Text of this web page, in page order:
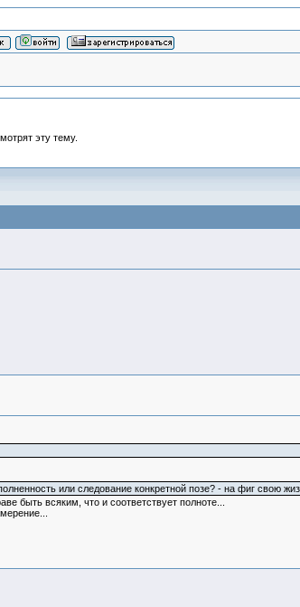
эту тему.
или следование конкретной позе? - на фиг свою
быть всяким, что и соответствует полноте...